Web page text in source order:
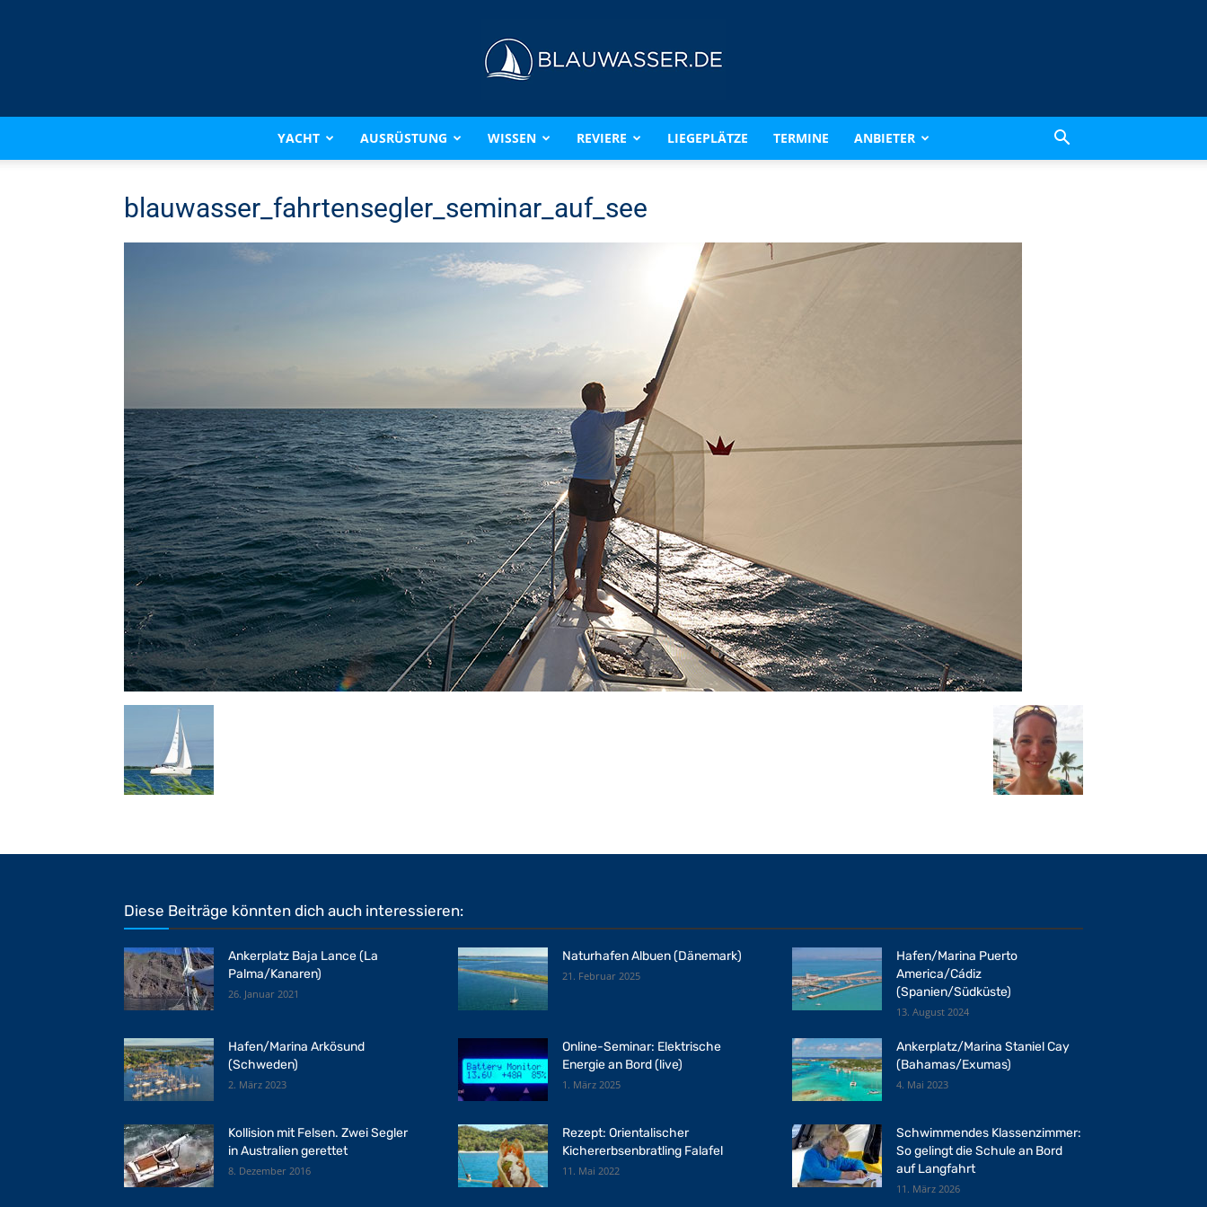
BLAUWASSER.DE
YACHT AUSRÜSTUNG WISSEN REVIERE LIEGEPLÄTZE TERMINE ANBIETER
blauwasser_fahrtensegler_seminar_auf_see
Diese Beiträge könnten dich auch interessieren:
Ankerplatz Baja Lance (La
Palma/Kanaren)
26. Januar 2021
Naturhafen Albuen (Dänemark)
21. Februar 2025
Hafen/Marina Puerto
America/Cádiz
(Spanien/Südküste)
13. August 2024
Hafen/Marina Arkösund
(Schweden)
2. März 2023
Online-Seminar: Elektrische
Energie an Bord (live)
1. März 2025
Ankerplatz/Marina Staniel Cay
(Bahamas/Exumas)
4. Mai 2023
Kollision mit Felsen. Zwei Segler
in Australien gerettet
8. Dezember 2016
Rezept: Orientalischer
Kichererbsenbratling Falafel
11. Mai 2022
Schwimmendes Klassenzimmer:
So gelingt die Schule an Bord
auf Langfahrt
11. März 2026